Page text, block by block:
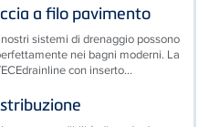
a filo pavimento
sistemi di drenaggio possono
nei bagni moderni. La
con inserto...